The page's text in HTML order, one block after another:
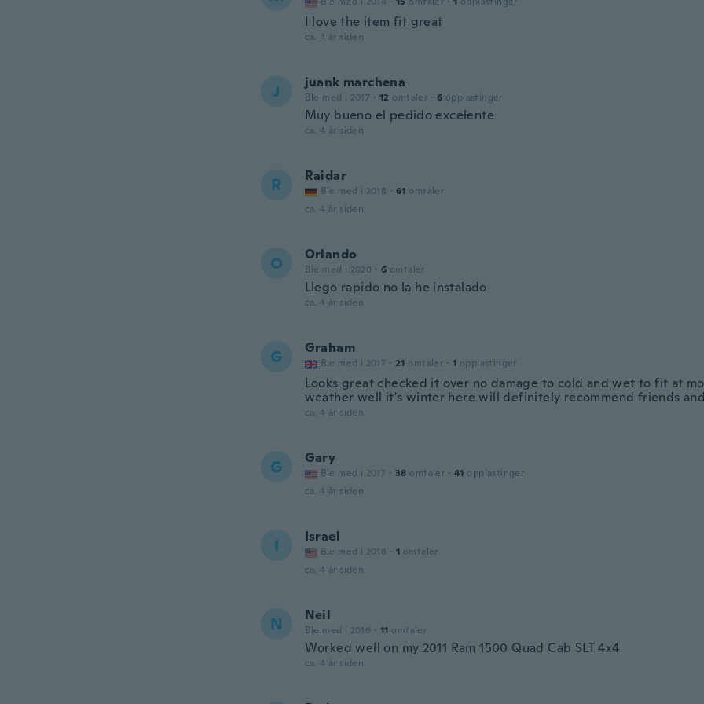
I love the item fit great
ca. 4 år siden
J juank marchena
Ble med i 2017 · 12 omtaler · 6 opplastinger
Muy bueno el pedido excelente
ca. 4 år siden
R Raidar
Ble med i 2018 · 61 omtaler
ca. 4 år siden
O Orlando
Ble med i 2020 · 6 omtaler
Llego rapido no la he instalado
ca. 4 år siden
G Graham
Ble med i 2017 · 21 omtaler · 1 opplastinger
Looks great checked it over no damage to cold and wet to fit at
weather well it's winter here will definitely recommend friends
ca. 4 år siden
G Gary
Ble med i 2017 · 38 omtaler · 41 opplastinger
ca. 4 år siden
I Israel
Ble med i 2018 · 1 omtaler
ca. 4 år siden
N Neil
Ble med i 2016 · 11 omtaler
Worked well on my 2011 Ram 1500 Quad Cab SLT 4x4
ca. 4 år siden